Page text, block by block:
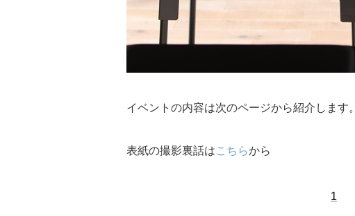
イベントの内容は次のページから紹介します。
表紙の撮影裏話はこちらから
1